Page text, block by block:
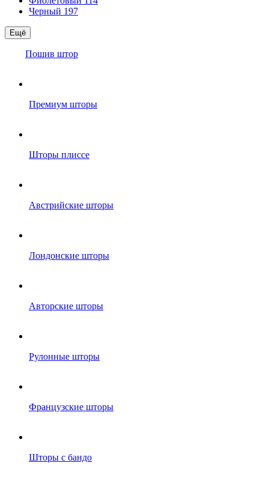
Черный 197
Ещё
Пошив штор
Премиум шторы
Шторы плиссе
Австрийские шторы
Лондонские шторы
Авторские шторы
Рулонные шторы
Французские шторы
Шторы с бандо